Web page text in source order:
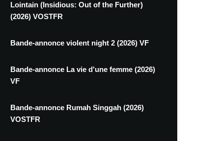
Lointain (Insidious: Out of the Further)
(2026) VOSTFR
Bande-annonce violent night 2 (2026) VF
Bande-annonce La vie d'une femme (2026)
VF
Bande-annonce Rumah Singgah (2026)
VOSTFR